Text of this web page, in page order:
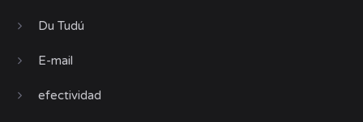
Du Tudú
E-mail
efectividad